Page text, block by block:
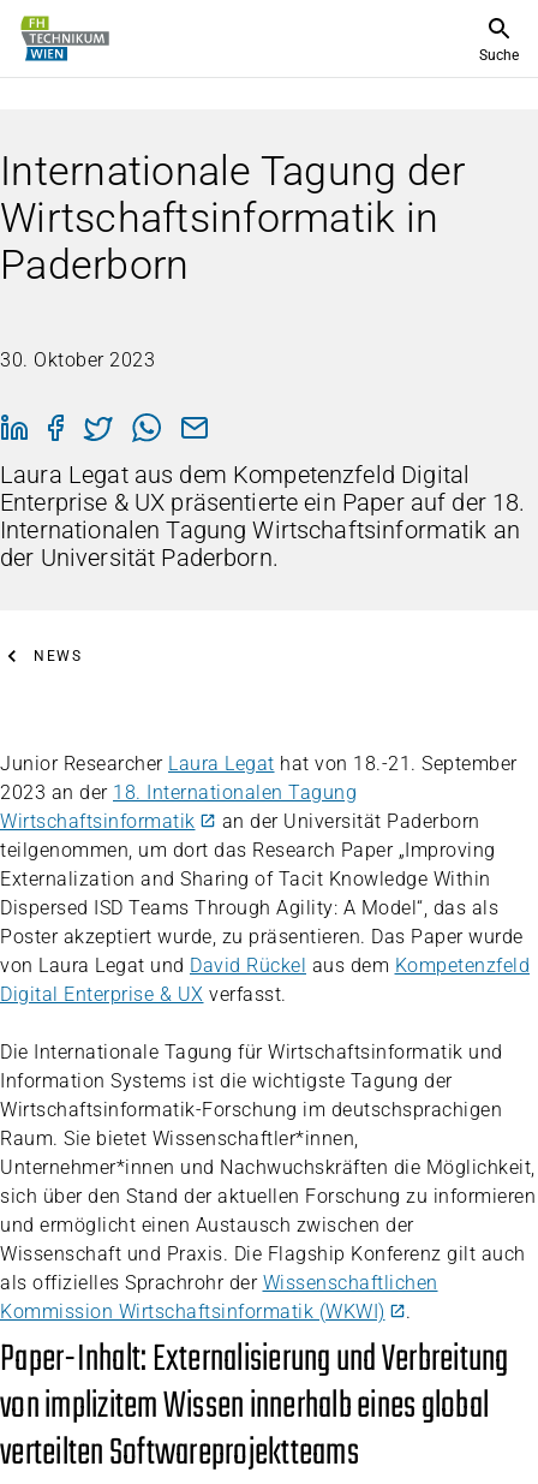
Suche
Internationale Tagung der
Wirtschaftsinformatik in
Paderborn
30. Oktober 2023
Laura Legat aus dem Kompetenzfeld Digital
Enterprise & UX präsentierte ein Paper auf der 18.
Internationalen Tagung Wirtschaftsinformatik an
der Universität Paderborn.
NEWS
Junior Researcher Laura Legat hat von 18.-21. September
2023 an der 18. Internationalen Tagung
Wirtschaftsinformatik
an der Universität Paderborn
teilgenommen, um dort das Research Paper „Improving
Externalization and Sharing of Tacit Knowledge Within
Dispersed ISD Teams Through Agility: A Model“, das als
Poster akzeptiert wurde, zu präsentieren. Das Paper wurde
von Laura Legat und David Rückel aus dem Kompetenzfeld
Digital Enterprise & UX verfasst.
Die Internationale Tagung für Wirtschaftsinformatik und
Information Systems ist die wichtigste Tagung der
Wirtschaftsinformatik-Forschung im deutschsprachigen
Raum. Sie bietet Wissenschaftler*innen,
Unternehmer*innen und Nachwuchskräften die Möglichkeit,
sich über den Stand der aktuellen Forschung zu informieren
und ermöglicht einen Austausch zwischen der
Wissenschaft und Praxis. Die Flagship Konferenz gilt auch
als offizielles Sprachrohr der Wissenschaftlichen
Kommission Wirtschaftsinformatik (WKWI)
.
Paper-Inhalt: Externalisierung und Verbreitung
von implizitem Wissen innerhalb eines global
verteilten Softwareprojektteams